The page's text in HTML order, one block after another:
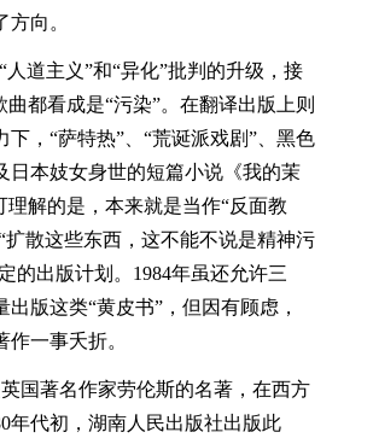
向。
人道主义”和“异化”批判的升级，接
都看成是“污染”。在翻译出版上则
，“萨特热”、“荒诞派戏剧”、黑色
日本妓女身世的短篇小说《我的茉
解的是，本来就是当作“反面教
散这些东西，这不能不说是精神污
的出版计划。1984年虽还允许三
版这类“黄皮书”，但因有顾虑，
一事夭折。
国著名作家劳伦斯的名著，在西方
年代初，湖南人民出版社出版此